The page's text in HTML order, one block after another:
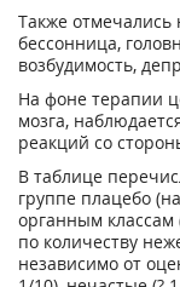
Также
бессонница,
возбудимость,
На фоне терапии
мозга,
реакций со
В таблице
группе плацебо
органным классам
по количеству
независимо от